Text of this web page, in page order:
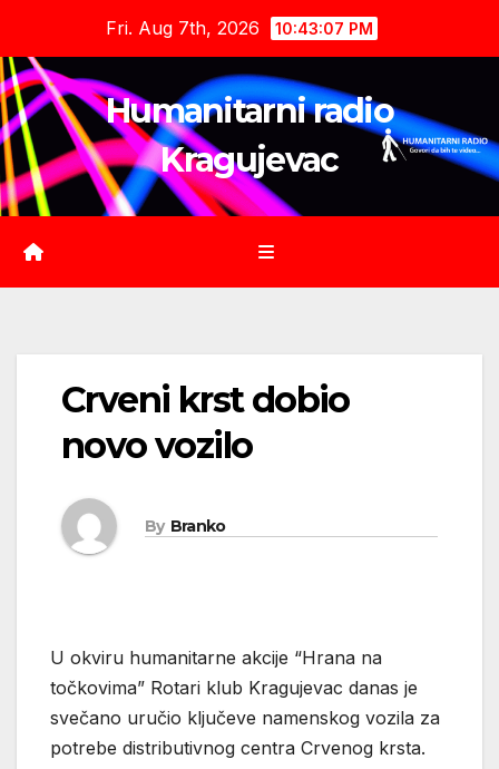
content
Fri. Aug 7th, 2026 10:43:08 PM
Humanitarni radio
Kragujevac
Crveni krst dobio
novo vozilo
By Branko
U okviru humanitarne akcije “Hrana na
točkovima” Rotari klub Kragujevac danas je
svečano uručio ključeve namenskog vozila za
potrebe distributivnog centra Crvenog krsta.